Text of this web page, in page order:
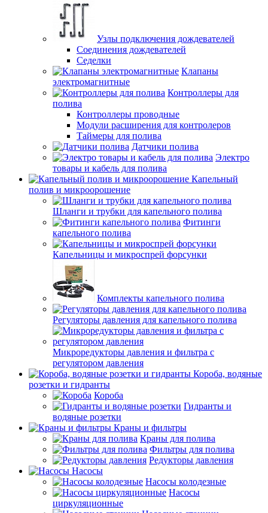
Узлы подключения дождевателей
Соединения дождевателей
Седелки
Клапаны
электромагнитные
Контроллеры для
полива
Контроллеры проводные
Модули расширения для контролеров
Таймеры для полива
Датчики полива
Электро
товары и кабель для полива
Капельный
полив и микроорошение
Шланги и трубки для капельного полива
Фитинги
капельного полива
Капельницы и микроспрей форсунки
Комплекты капельного полива
Регуляторы давления для капельного полива
Микроредукторы давления и фильтра с
регулятором давления
Короба, водяные
розетки и гидранты
Короба
Гидранты и
водяные розетки
Краны и фильтры
Краны для полива
Фильтры для полива
Редукторы давления
Насосы
Насосы колодезные
Насосы
циркуляционные